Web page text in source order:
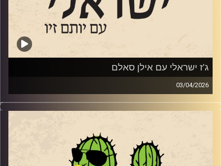
קרדיט תמונות:רותם בר-אילן
ג'ז ישראלי עם אילן סאלם
03/04/2026
אורח התוכנית השבוע, אילן סאלם מעמודי התווך של הג'ז
הישראלי שהוציא ממש השבוע את אלבומו החדשSongs of
מחלוצי הישראלים שלמדו מוזיקה בחו"ל. התחיל להופיע ברחבי
העולם תוך כדי הלימודים שלו בברקלי קולג' בבוסטון. נמנה על